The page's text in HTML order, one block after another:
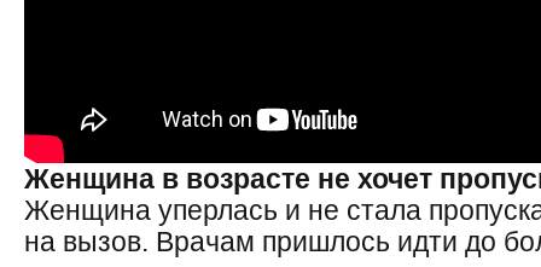
Женщина в возрасте не хочет
Женщина уперлась и не стала
на вызов. Врачам пришлось идти до